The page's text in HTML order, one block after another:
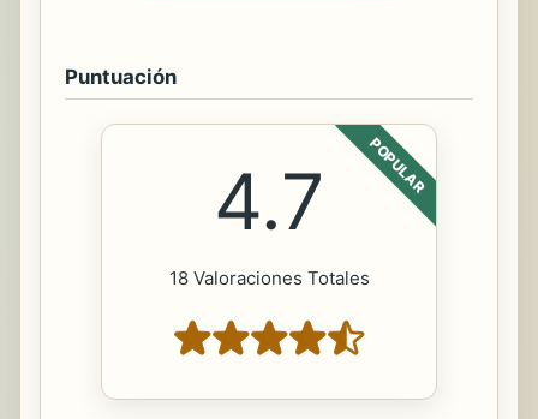
Puntuación
POPULAR
4.7
18 Valoraciones Totales